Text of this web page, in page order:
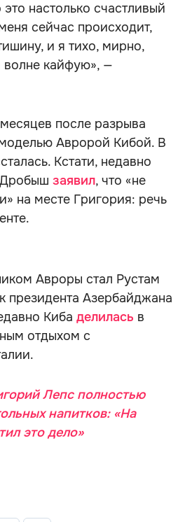
это настолько счастливый
сейчас происходит,
и я тихо, мирно,
волне кайфую», —
после разрыва
Авророй Кибой. В
Кстати, недавно
Дробыш заявил, что «не
на месте Григория: речь
Авроры стал Рустам
президента Азербайджана
Киба делилась в
отдыхом с
Лепс полностью
напитков: «На
это дело»